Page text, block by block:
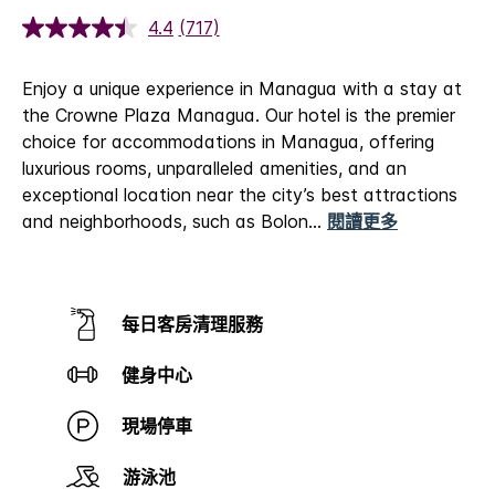
4.4 (717)
Enjoy a unique experience in Managua with a stay at
the Crowne Plaza Managua. Our hotel is the premier
choice for accommodations in Managua, offering
luxurious rooms, unparalleled amenities, and an
exceptional location near the city’s best attractions
and neighborhoods, such as Bolon... 閱讀更多
每日客房清理服務
健身中心
現場停車
游泳池